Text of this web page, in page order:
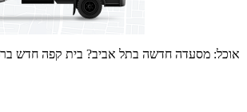
אוכל: מסעדה חדשה בתל אביב? בית קפה חדש